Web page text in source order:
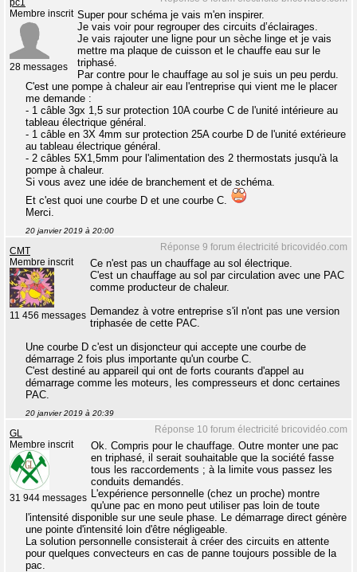
pc1
Membre inscrit
28 messages
Super pour schéma je vais m'en inspirer.
Je vais voir pour regrouper des circuits d’éclairages.
Je vais rajouter une ligne pour un sèche linge et je vais
mettre ma plaque de cuisson et le chauffe eau sur le
triphasé.
Par contre pour le chauffage au sol je suis un peu perdu.
C'est une pompe à chaleur air eau l'entreprise qui vient me le placer
me demande :
- 1 câble 3gx 1,5 sur protection 10A courbe C de l'unité intérieure au
tableau électrique général.
- 1 câble en 3X 4mm sur protection 25A courbe D de l'unité extérieure
au tableau électrique général.
- 2 câbles 5X1,5mm pour l'alimentation des 2 thermostats jusqu'à la
pompe à chaleur.
Si vous avez une idée de branchement et de schéma.
Et c'est quoi une courbe D et une courbe C.
Merci.
20 janvier 2019 à 20:00
Réponse 9 forum électricité bricovidéo.com
CMT
Membre inscrit
11 456 messages
Ce n'est pas un chauffage au sol électrique.
C'est un chauffage au sol par circulation avec une PAC
comme producteur de chaleur.
Demandez à votre entreprise s'il n'ont pas une version
triphasée de cette PAC.
Une courbe D c'est un disjoncteur qui accepte une courbe de
démarrage 2 fois plus importante qu'un courbe C.
C'est destiné au appareil qui ont de forts courants d'appel au
démarrage comme les moteurs, les compresseurs et donc certaines
PAC.
20 janvier 2019 à 20:39
Réponse 10 forum électricité bricovidéo.com
GL
Membre inscrit
31 944 messages
Ok. Compris pour le chauffage. Outre monter une pac
en triphasé, il serait souhaitable que la société fasse
tous les raccordements ; à la limite vous passez les
conduits demandés.
L'expérience personnelle (chez un proche) montre
qu'une pac en mono peut utiliser pas loin de toute
l'intensité disponible sur une seule phase. Le démarrage direct génère
une pointe d'intensité loin d'être négligeable.
La solution personnelle consisterait à créer des circuits en attente
pour quelques convecteurs en cas de panne toujours possible de la
pac.